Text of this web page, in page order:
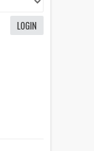
LOGIN